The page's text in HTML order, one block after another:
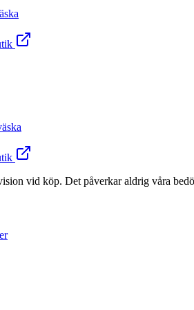
vid köp. Det påverkar aldrig våra